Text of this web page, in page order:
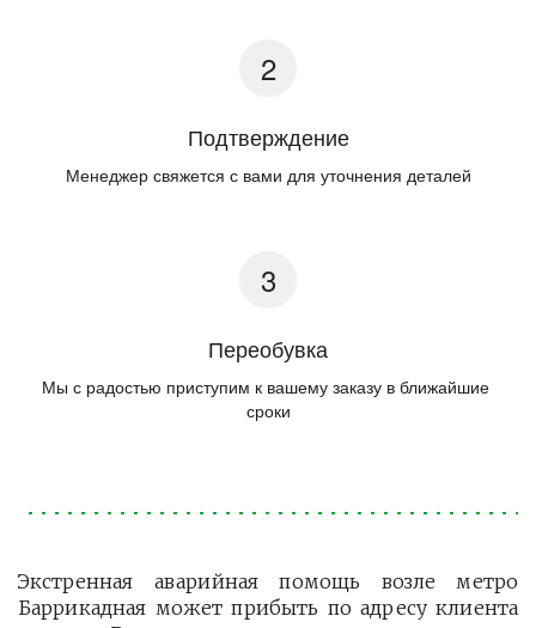
Подтверждение
Менеджер свяжется с вами для уточнения деталей
Переобувка
Мы с радостью приступим к вашему заказу в ближайшие
сроки
Экстренная аварийная помощь возле метро
Баррикадная может прибыть по адресу клиента